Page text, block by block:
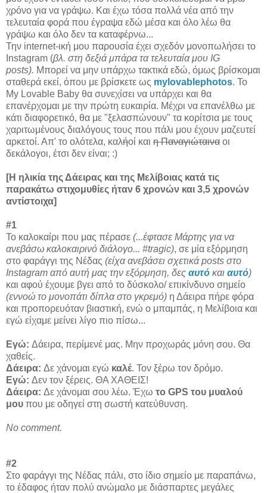
χρόνο για να γράψω. Και έχω τόσα πολλά νέα από την
τελευταία φορά που έγραψα εδώ μέσα και όλο λέω θα
γράψω και όλο δεν τα καταφέρνω...
Την internet-ική μου παρουσία έχει σχεδόν μονοπωλήσει το
Instagram (βλ. στη δεξιά μπάρα τα τελευταία μου IG
posts). Μπορεί να μην υπάρχω τακτικά εδώ, όμως βρίσκομαι
σταθερά εκεί, όπου με βρίσκετε ως mylovablephotos. Το
My Lovable Baby θα συνεχίσει να υπάρχει και θα
επανέρχομαι με την πρώτη ευκαιρία. Μέχρι να επανέλθω με
κάτι διαφορετικό, θα με "ξελασπώνουν" τα κορίτσια με τους
χαριτωμένους διαλόγους τους που πάλι μου έχουν μαζευτεί
αρκετοί. Απ' το ολότελα, καλήοί και η Παναγιώταινα οι
δεκάλογοι, έτσι δεν είναι; :)
[Η ηλικία της Δάειρας και της Μελίβοιας κατά τις
παρακάτω στιχομυθίες ήταν 6 χρονών και 3,5 χρονών
αντίστοιχα]
#1
Το καλοκαίρι που μας πέρασε (...έφτασε Μάρτης για να
ανεβάσω καλοκαιρινό διάλογο... #tragic), σε μία εξόρμηση
στο φαράγγι της Νέδας (είχα ανεβάσει σχετικά posts στο
Instagram από αυτή μας την εξόρμηση, δες αυτό και αυτό)
και αφού έχουμε βγει από το δύσκολο/ επικίνδυνο σημείο
(εννοώ το μονοπάτι δίπλα στο γκρεμό) η Δάειρα πήρε φόρα
και προπορευόταν βιαστική, ενώ ο μπαμπάς, η Μελίβοια και
εγώ είχαμε μείνει λίγο πιο πίσω...
Εγώ: Δάειρα, περίμενέ μας. Μην προχωράς μόνη σου. Θα
χαθείς.
Δάειρα: Δε χάνομαι εγώ καλέ. Τον ξέρω τον δρόμο.
Εγώ: Δεν τον ξέρεις. ΘΑ ΧΑΘΕΙΣ!
Δάειρα: Δε χάνομαι σου λέω. Έχω το GPS του μυαλού
μου που με οδηγεί στη σωστή κατεύθυνση.
No comment.
#2
Στο φαράγγι της Νέδας πάλι, στο ίδιο σημείο με παραπάνω,
το έδαφος ήταν πολύ ανώμαλο με διάσπαρτες μεγάλες